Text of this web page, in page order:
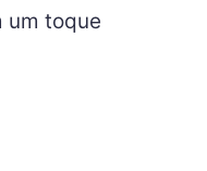
um toque